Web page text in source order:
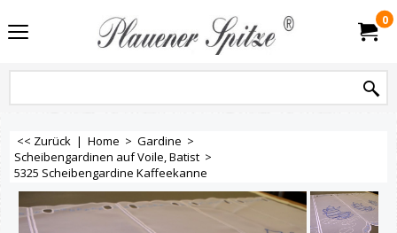
0
<< Zurück | Home > Gardine >
Scheibengardinen auf Voile, Batist >
5325 Scheibengardine Kaffeekanne